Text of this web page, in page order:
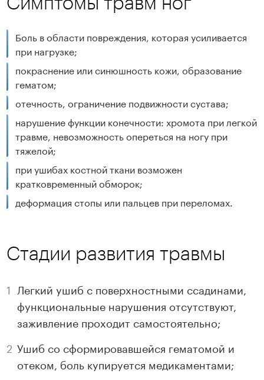
Боль в области повреждения, которая усиливается
при нагрузке;
покраснение или синюшность кожи, образование
гематом;
отечность, ограничение подвижности сустава;
нарушение функции конечности: хромота при легкой
травме, невозможность опереться на ногу при
тяжелой;
при ушибах костной ткани возможен
кратковременный обморок;
деформация стопы или пальцев при переломах.
Стадии развития травмы
Легкий ушиб с поверхностными ссадинами,
функциональные нарушения отсутствуют,
заживление проходит самостоятельно;
Ушиб со сформировавшейся гематомой и
отеком, боль купируется медикаментами;